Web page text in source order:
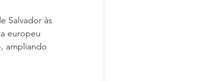
Salvador às
europeu
ampliando